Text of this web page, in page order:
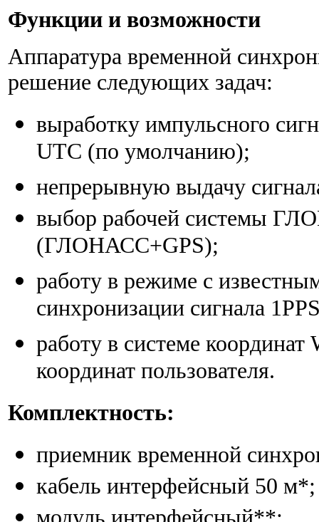
Функции и возможности
Аппаратура временной
решение следующих задач:
выработку импульсного
UTC (по умолчанию);
непрерывную выдачу
выбор рабочей системы
(ГЛОНАСС+GPS);
работу в режиме с
синхронизации сигнала
работу в системе
координат пользователя.
Комплектность:
приемник временной
кабель интерфейсный 50 м*;